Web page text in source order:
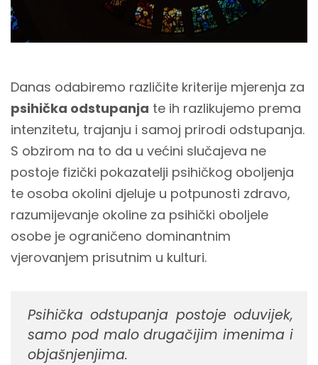
Danas odabiremo različite kriterije mjerenja za
psihička odstupanja te ih razlikujemo prema
intenzitetu, trajanju i samoj prirodi odstupanja.
S obzirom na to da u većini slučajeva ne
postoje fizički pokazatelji psihičkog oboljenja
te osoba okolini djeluje u potpunosti zdravo,
razumijevanje okoline za psihički oboljele
osobe je ograničeno dominantnim
vjerovanjem prisutnim u kulturi.
Psihička odstupanja postoje oduvijek,
samo pod malo drugačijim imenima i
objašnjenjima.